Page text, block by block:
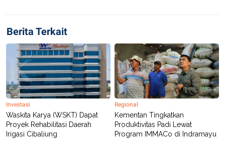
JARINGAN
T
A
N
A
C
A
D
E
P
R
S
S
R
E
L
E
A
S
Berita Terkait
Investasi
Waskita Karya (WSKT) Dapat
Proyek Rehabilitasi Daerah
Irigasi Cibaliung
Regional
Kementan Tingkatkan
Produktivitas Padi Lewat
Program IMMACo di Indramayu